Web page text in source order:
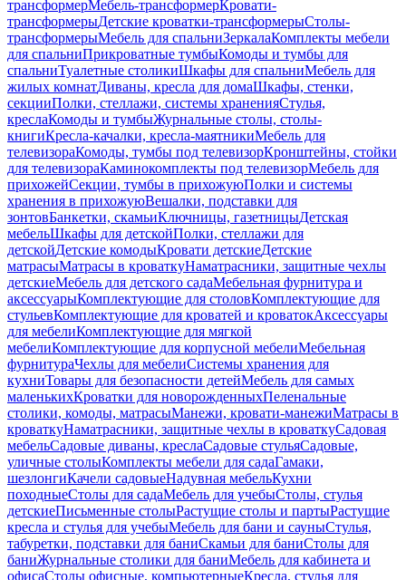
трансформерМебель-трансформерКровати-
трансформерыДетские кроватки-трансформерыСтолы-
трансформерыМебель для спальниЗеркалаКомплекты мебели
для спальниПрикроватные тумбыКомоды и тумбы для
спальниТуалетные столикиШкафы для спальниМебель для
жилых комнатДиваны, кресла для домаШкафы, стенки,
секцииПолки, стеллажи, системы храненияСтулья,
креслаКомоды и тумбыЖурнальные столы, столы-
книгиКресла-качалки, кресла-маятникиМебель для
телевизораКомоды, тумбы под телевизорКронштейны, стойки
для телевизораКаминокомплекты под телевизорМебель для
прихожейСекции, тумбы в прихожуюПолки и системы
хранения в прихожуюВешалки, подставки для
зонтовБанкетки, скамьиКлючницы, газетницыДетская
мебельШкафы для детскойПолки, стеллажи для
детскойДетские комодыКровати детскиеДетские
матрасыМатрасы в кроваткуНаматрасники, защитные чехлы
детскиеМебель для детского садаМебельная фурнитура и
аксессуарыКомплектующие для столовКомплектующие для
стульевКомплектующие для кроватей и кроватокАксессуары
для мебелиКомплектующие для мягкой
мебелиКомплектующие для корпусной мебелиМебельная
фурнитураЧехлы для мебелиСистемы хранения для
кухниТовары для безопасности детейМебель для самых
маленькихКроватки для новорожденныхПеленальные
столики, комоды, матрасыМанежи, кровати-манежиМатрасы в
кроваткуНаматрасники, защитные чехлы в кроваткуСадовая
мебельСадовые диваны, креслаСадовые стульяСадовые,
уличные столыКомплекты мебели для садаГамаки,
шезлонгиКачели садовыеНадувная мебельКухни
походныеСтолы для садаМебель для учебыСтолы, стулья
детскиеПисьменные столыРастущие столы и партыРастущие
кресла и стулья для учебыМебель для бани и сауныСтулья,
табуретки, подставки для баниСкамьи для баниСтолы для
баниЖурнальные столики для баниМебель для кабинета и
офисаСтолы офисные, компьютерныеКресла, стулья для